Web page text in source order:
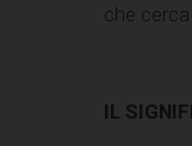
che
IL